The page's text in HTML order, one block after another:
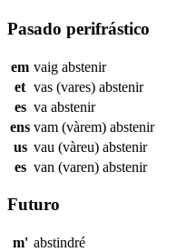
Pasado perifrástico
em vaig abstenir
et vas (vares) abstenir
es va abstenir
ens vam (vàrem) abstenir
us vau (vàreu) abstenir
es van (varen) abstenir
Futuro
m' abstindré